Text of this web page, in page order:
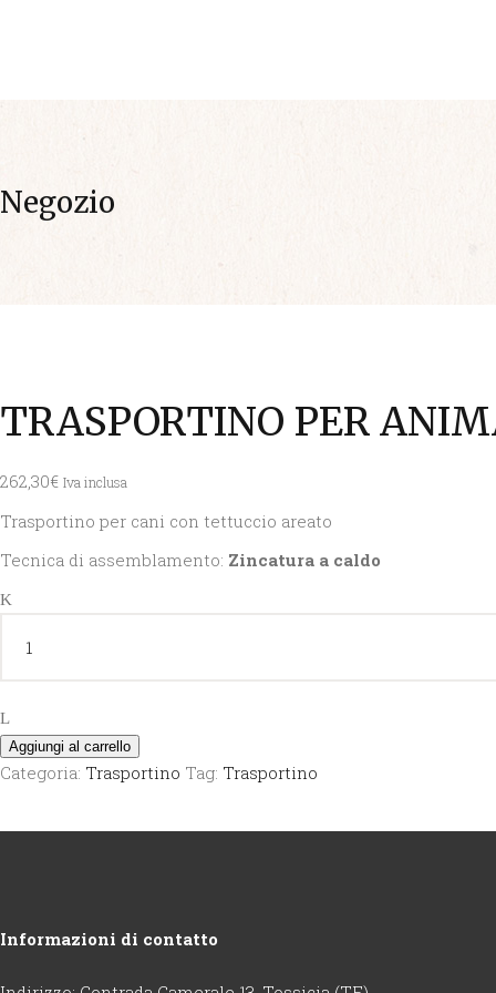
Negozio
TRASPORTINO PER
262,30€ Iva inclusa
Trasportino per cani con tettuccio areato
Tecnica di assemblamento: Zincatura a caldo
TRASPORTINO
ANIMALI
Aggiungi al carrello
Categoria: Trasportino Tag: Trasportino
Informazioni di contatto